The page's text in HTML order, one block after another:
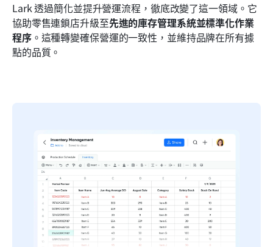
Lark 透過簡化並提升營運流程，徹底改變了這一領域。它
協助零售連鎖店升級至先進的庫存管理系統並標準化作業
程序。這種轉變確保營運的一致性，並維持品牌在所有據
點的品質。